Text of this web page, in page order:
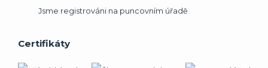
Jsme registrováni na puncovním úřadě
Certifikáty